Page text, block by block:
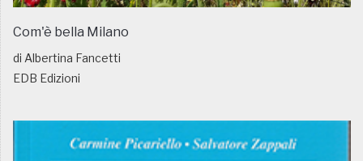
Com'è bella Milano
di Albertina Fancetti
EDB Edizioni